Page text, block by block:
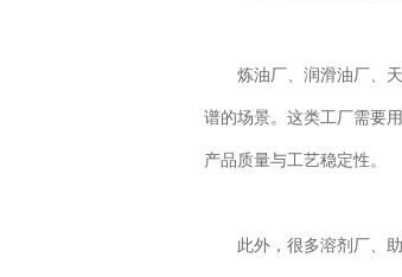
炼油厂、润滑油厂、天
谱的场景。这类工厂需要
产品质量与工艺稳定性。
此外，很多溶剂厂、助